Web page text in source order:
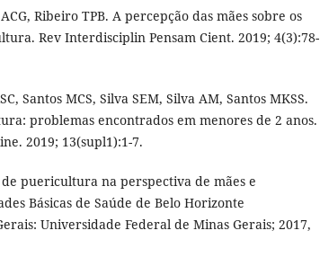
Ribeiro TPB. A percepção das mães sobre os
Rev Interdisciplin Pensam Cient. 2019; 4(3):78-
Santos MCS, Silva SEM, Silva AM, Santos MKSS.
problemas encontrados em menores de 2 anos.
2019; 13(supl1):1-7.
de puericultura na perspectiva de mães e
Básicas de Saúde de Belo Horizonte
Universidade Federal de Minas Gerais; 2017,